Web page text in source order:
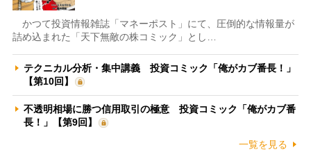
かつて投資情報雑誌「マネーポスト」にて、圧倒的な情報量が
詰め込まれた「天下無敵の株コミック」とし…
テクニカル分析・集中講義 投資コミック「俺がカブ番長！」
【第10回】
不透明相場に勝つ信用取引の極意 投資コミック「俺がカブ番
長！」【第9回】
一覧を見る